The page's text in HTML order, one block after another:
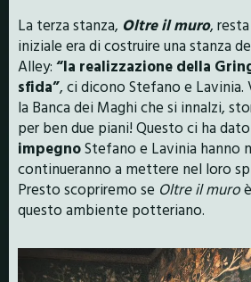
La terza stanza, Oltre il muro,
iniziale era di costruire una stanza
Alley: “la realizzazione della
sfida”, ci dicono Stefano e
la Banca dei Maghi che si innalzi,
per ben due piani! Questo ci ha dato
impegnoStefano e Lavinia hanno
continueranno a mettere nel loro
Presto scopriremo se Oltre il muro
questo ambiente potteriano.